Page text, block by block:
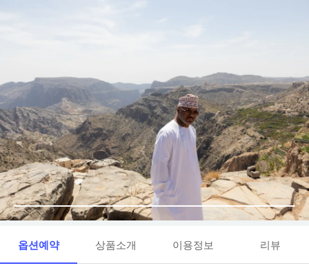
옵션예약 상품소개 이용정보 리뷰